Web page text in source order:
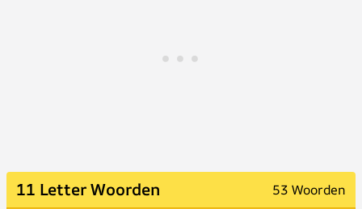
11 Letter Woorden 53 Woorden